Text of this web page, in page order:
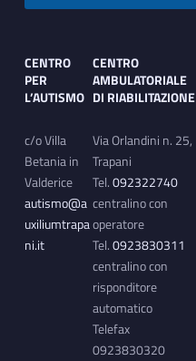
m
e
n
t
o
CENTRO
PER
L’AUTISMO
c/o Villa
Betania in
Valderice
autismo@a
uxiliumtrapa
ni.it
CENTRO
AMBULATORIALE
DI RIABILITAZIONE
Via Orlandini n. 25,
Trapani
Tel.092322740
centralino con
operatore
Tel.0923830311
centralino con
risponditore
automatico
Telefax
0923830320